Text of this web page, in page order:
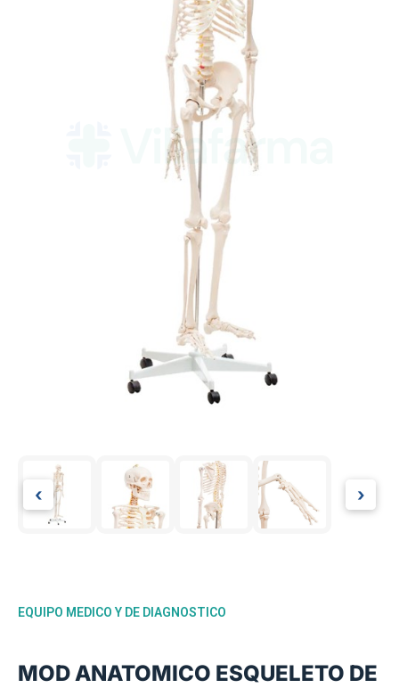
‹ ›
EQUIPO MEDICO Y DE DIAGNOSTICO
MOD ANATOMICO ESQUELETO DE